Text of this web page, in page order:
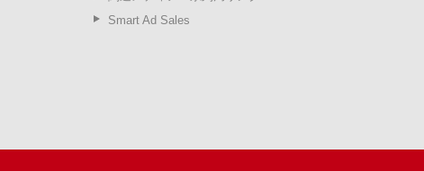
Smart Ad Sales